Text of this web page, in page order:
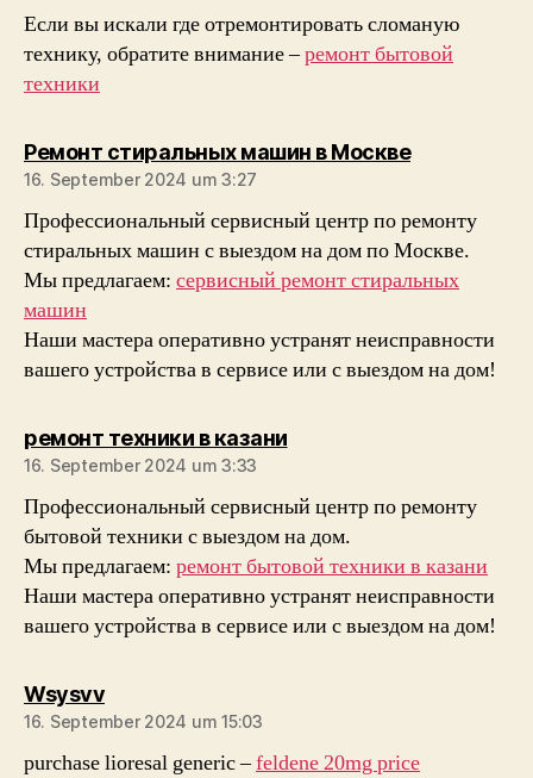
Если вы искали где отремонтировать сломаную
технику, обратите внимание –ремонт бытовой
техники
Ремонт стиральных машин в Москвеsagt:
16. September 2024 um 3:27
Профессиональный сервисный центр по ремонту
стиральных машин с выездом на дом по Москве.
Мы предлагаем: сервисный ремонт стиральных
машин
Наши мастера оперативно устранят неисправности
вашего устройства в сервисе или с выездом на дом!
ремонт техники в казаниsagt:
16. September 2024 um 3:33
Профессиональный сервисный центр по ремонту
бытовой техники с выездом на дом.
Мы предлагаем: ремонт бытовой техники в казани
Наши мастера оперативно устранят неисправности
вашего устройства в сервисе или с выездом на дом!
Wsysvvsagt:
16. September 2024 um 15:03
purchase lioresal generic –feldene 20mg price